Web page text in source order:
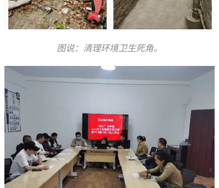
图说：清理环境卫生死角。